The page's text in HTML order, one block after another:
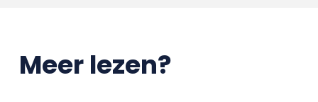
Meer lezen?